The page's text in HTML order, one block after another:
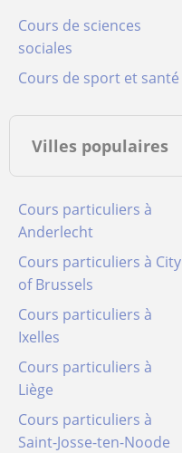
Cours de sciences
sociales
Cours de sport et santé
Villes populaires
Cours particuliers à
Anderlecht
Cours particuliers à City
of Brussels
Cours particuliers à
Ixelles
Cours particuliers à
Liège
Cours particuliers à
Saint-Josse-ten-Noode